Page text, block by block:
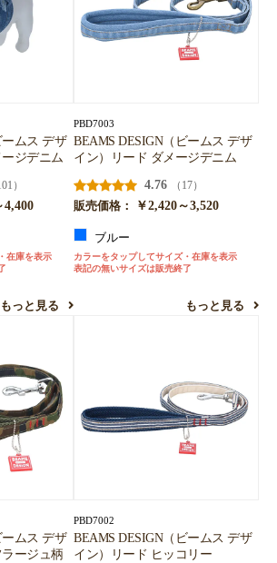
ムス デザ
ジデニム
）
4,400
在庫を表示
もっと見る
PBD7003
BEAMS DESIGN（ビームス デザ
イン）リード ダメージデニム
4.76
（17）
販売価格：
￥2,420～3,520
ブルー
カラーをタップしてサイズ・在庫を表示
表記の無いサイズは販売終了
もっと見る
ムス デザ
ージュ柄
PBD7002
BEAMS DESIGN（ビームス デザ
イン）リード ヒッコリー